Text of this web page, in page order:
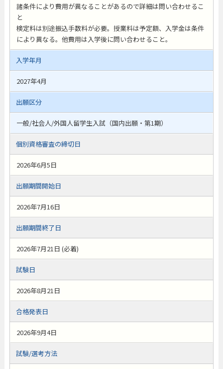
諸条件により費用が異なることがあるので詳細は問い合わせるこ
と
検定料は別途振込手数料が必要。授業料は予定額、入学金は条件
により異なる。他費用は入学後に問い合わせること。
入学年月
2027年4月
出願区分
一般/社会人/外国人留学生入試（国内出願・第1期）
個別資格審査の締切日
2026年6月5日
出願期間開始日
2026年7月16日
出願期間終了日
2026年7月21日 (必着)
試験日
2026年8月21日
合格発表日
2026年9月4日
試験/選考方法